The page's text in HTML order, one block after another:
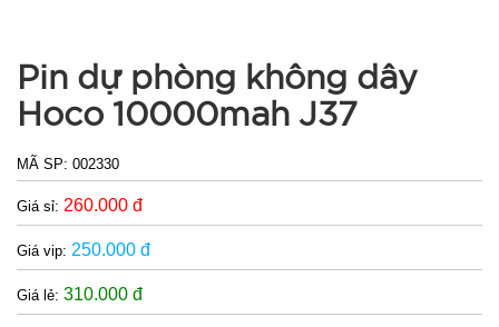
Pin dự phòng không dây
Hoco 10000mah J37
MÃ SP: 002330
Giá sỉ: 260.000 đ
Giá vip: 250.000 đ
Giá lẻ: 310.000 đ
thay
MÃ
GIÁ: